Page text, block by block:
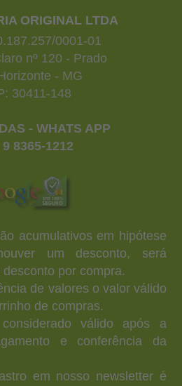
ORIGINAL LTDA
0001-01
nº 120 - Prado
- MG
30411-148
- WHATS APP
9 8365-1212
acumulativos em hipótese
um desconto, será
por compra.
de valores o valor válido
de compras.
válido após a
e conferência da
em nosso newsletter é